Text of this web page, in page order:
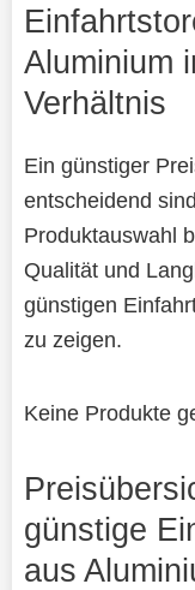
Aluminium
Verhältnis
Ein günstiger
entscheidend
Produktauswahl
Qualität und
günstigen
zu zeigen.
Keine Produkte
günstige
aus